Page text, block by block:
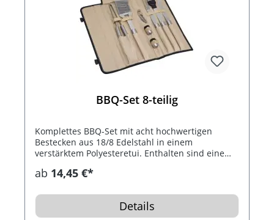
BBQ-Set 8-teilig
Komplettes BBQ-Set mit acht hochwertigen
Bestecken aus 18/8 Edelstahl in einem
verstärktem Polyesteretui. Enthalten sind eine
Pfefferstreuer, Messer, Fleischgabel und ein
dem Überschlag des Etuis unterhalb des
ab 14,45 €*
Details